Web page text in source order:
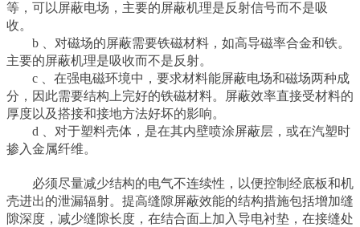
等，可以屏蔽电场，主要的屏蔽机理是反射信号而不是吸
收。
b 、对磁场的屏蔽需要铁磁材料，如高导磁率合金和铁。
主要的屏蔽机理是吸收而不是反射。
c 、在强电磁环境中，要求材料能屏蔽电场和磁场两种成
分，因此需要结构上完好的铁磁材料。屏蔽效率直接受材料的
厚度以及搭接和接地方法好坏的影响。
d 、对于塑料壳体，是在其内壁喷涂屏蔽层，或在汽塑时
掺入金属纤维。
必须尽量减少结构的电气不连续性，以便控制经底板和机
壳进出的泄漏辐射。提高缝隙屏蔽效能的结构措施包括增加缝
隙深度，减少缝隙长度，在结合面上加入导电衬垫，在接缝处